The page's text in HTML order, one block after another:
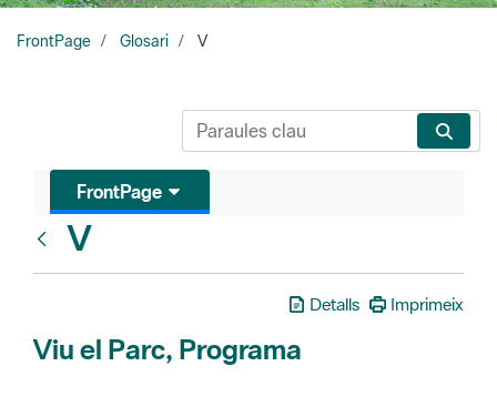
FrontPage Glosari V
FrontPage
V
Detalls Imprimeix
Viu el Parc, Programa